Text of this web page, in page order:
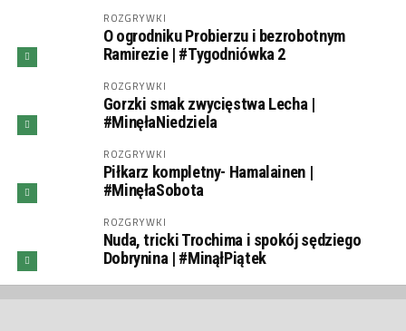
ROZGRYWKI
O ogrodniku Probierzu i bezrobotnym
Ramirezie | #Tygodniówka 2
ROZGRYWKI
Gorzki smak zwycięstwa Lecha |
#MinęłaNiedziela
ROZGRYWKI
Piłkarz kompletny- Hamalainen |
#MinęłaSobota
ROZGRYWKI
Nuda, tricki Trochima i spokój sędziego
Dobrynina | #MinąłPiątek